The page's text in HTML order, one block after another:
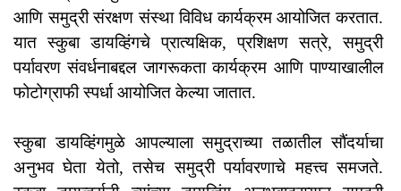
आणि समुद्री संरक्षण संस्था विविध कार्यक्रम आयोजित करतात.
यात स्कुबा डायव्हिंगचे प्रात्यक्षिक, प्रशिक्षण सत्रे, समुद्री
पर्यावरण संवर्धनाबद्दल जागरूकता कार्यक्रम आणि पाण्याखालील
फोटोग्राफी स्पर्धा आयोजित केल्या जातात.
स्कुबा डायव्हिंगमुळे आपल्याला समुद्राच्या तळातील सौंदर्याचा
अनुभव घेता येतो, तसेच समुद्री पर्यावरणाचे महत्त्व समजते.